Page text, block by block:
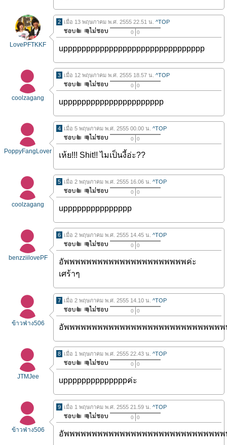
LovePFTKKF
2 เมื่อ 13 พฤษภาคม พ.ศ. 2555 22.51 น. ^TOP
0 0
uppppppppppppppppppppppppppppppp
coolzagang
3 เมื่อ 12 พฤษภาคม พ.ศ. 2555 18.57 น. ^TOP
0 0
upppppppppppppppppppppp
PoppyFangLover
4 เมื่อ 5 พฤษภาคม พ.ศ. 2555 00.00 น. ^TOP
0 0
เห้ย!!! Shit!! ไมเป็นงี้อ่ะ??
coolzagang
5 เมื่อ 2 พฤษภาคม พ.ศ. 2555 16.06 น. ^TOP
0 0
uppppppppppppppp
benzziilovePF
6 เมื่อ 2 พฤษภาคม พ.ศ. 2555 14.45 น. ^TOP
0 0
อัพพพพพพพพพพพพพพพพพพพพพพค่ะ
เศร้าๆ
ข้าวฟ่าง506
7 เมื่อ 2 พฤษภาคม พ.ศ. 2555 14.10 น. ^TOP
0 0
อัพพพพพพพพพพพพพพพพพพพพพพพพพพพพ
JTMJee
8 เมื่อ 1 พฤษภาคม พ.ศ. 2555 22.43 น. ^TOP
0 0
uppppppppppppppค่ะ
ข้าวฟ่าง506
9 เมื่อ 1 พฤษภาคม พ.ศ. 2555 21.59 น. ^TOP
0 0
อัพพพพพพพพพพพพพพพพพพพพพพพพพพพพ